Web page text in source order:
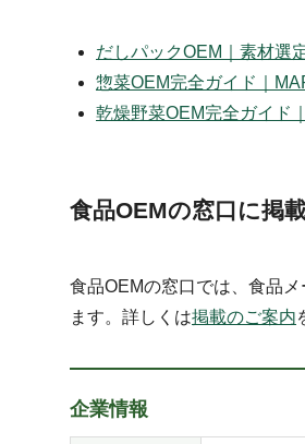
だしパックOEM｜素材選
惣菜OEM完全ガイド｜
乾燥野菜OEM完全ガイド
食品OEMの窓口に掲
食品OEMの窓口では、食品
ます。詳しくは掲載のご案内
企業情報